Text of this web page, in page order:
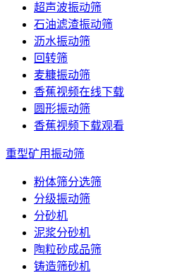
超声波振动筛
石油滤渣振动筛
沥水振动筛
回转筛
麦糠振动筛
香蕉视频在线下载
圆形振动筛
香蕉视频下载观看
重型矿用振动筛
粉体筛分选筛
分级振动筛
分砂机
泥浆分砂机
陶粒砂成品筛
铸造筛砂机